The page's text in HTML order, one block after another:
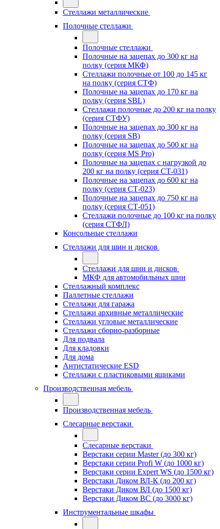
Стеллажи металлические
Полочные стеллажи
Полочные стеллажи
Полочные на зацепах до 300 кг на
полку (серия МКФ)
Стеллажи полочные от 100 до 145 кг
на полку (серия СТФ)
Полочные на зацепах до 170 кг на
полку (серия SBL)
Стеллажи полочные до 200 кг на полку
(серия СТФУ)
Полочные на зацепах до 300 кг на
полку (серия SB)
Полочные на зацепах до 500 кг на
полку (серия MS Pro)
Полочные на зацепах с нагрузкой до
200 кг на полку (серия СТ-031)
Полочные на зацепах до 600 кг на
полку (серия СТ-023)
Полочные на зацепах до 750 кг на
полку (серия СТ-051)
Стеллажи полочные до 100 кг на полку
(серия СТФЛ)
Консольные стеллажи
Стеллажи для шин и дисков
Стеллажи для шин и дисков
МКФ для автомобильных шин
Стеллажный комплекс
Паллетные стеллажи
Стеллажи для гаража
Стеллажи архивные металлические
Стеллажи угловые металлические
Стеллажи сборно-разборные
Для подвала
Для кладовки
Для дома
Антистатические ESD
Стеллажи с пластиковыми ящиками
Производственная мебель
Производственная мебель
Слесарные верстаки
Слесарные верстаки
Верстаки серии Master (до 300 кг)
Верстаки серии Profi W (до 1000 кг)
Верстаки серии Expert WS (до 1500 кг)
Верстаки Диком ВЛ-К (до 200 кг)
Верстаки Диком ВЛ (до 1500 кг)
Верстаки Диком ВС (до 3000 кг)
Инструментальные шкафы